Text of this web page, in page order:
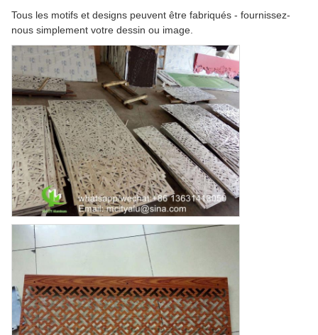
Tous les motifs et designs peuvent être fabriqués - fournissez-
nous simplement votre dessin ou image.